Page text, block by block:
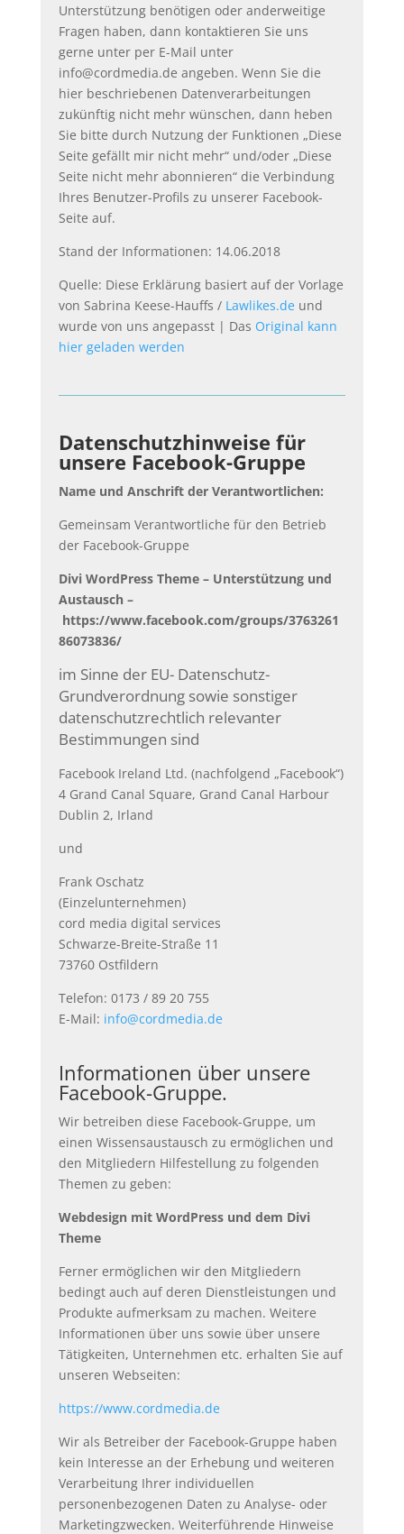
Unterstützung benötigen oder anderweitige
Fragen haben, dann kontaktieren Sie uns
gerne unter per E-Mail unter
info@cordmedia.de angeben. Wenn Sie die
hier beschriebenen Datenverarbeitungen
zukünftig nicht mehr wünschen, dann heben
Sie bitte durch Nutzung der Funktionen „Diese
Seite gefällt mir nicht mehr“ und/oder „Diese
Seite nicht mehr abonnieren“ die Verbindung
Ihres Benutzer-Profils zu unserer Facebook-
Seite auf.
Stand der Informationen: 14.06.2018
Quelle: Diese Erklärung basiert auf der Vorlage
von Sabrina Keese-Hauffs / Lawlikes.deund
wurde von uns angepasst | Das Original kann
hier geladen werden
Datenschutzhinweise für
unsere Facebook-Gruppe
Name und Anschrift der Verantwortlichen:
Gemeinsam Verantwortliche für den Betrieb
der Facebook-Gruppe
Divi WordPress Theme – Unterstützung und
Austausch –
https://www.facebook.com/groups/3763261
86073836/
im Sinne der EU- Datenschutz-
Grundverordnung sowie sonstiger
datenschutzrechtlich relevanter
Bestimmungen sind
Facebook Ireland Ltd. (nachfolgend „Facebook“)
4 Grand Canal Square, Grand Canal Harbour
Dublin 2, Irland
und
Frank Oschatz
(Einzelunternehmen)
cord media digital services
Schwarze-Breite-Straße 11
73760 Ostfildern
Telefon: 0173 / 89 20 755
E-Mail: info@cordmedia.de
Informationen über unsere
Facebook-Gruppe.
Wir betreiben diese Facebook-Gruppe, um
einen Wissensaustausch zu ermöglichen und
den Mitgliedern Hilfestellung zu folgenden
Themen zu geben:
Webdesign mit WordPress und dem Divi
Theme
Ferner ermöglichen wir den Mitgliedern
bedingt auch auf deren Dienstleistungen und
Produkte aufmerksam zu machen. Weitere
Informationen über uns sowie über unsere
Tätigkeiten, Unternehmen etc. erhalten Sie auf
unseren Webseiten:
https://www.cordmedia.de
Wir als Betreiber der Facebook-Gruppe haben
kein Interesse an der Erhebung und weiteren
Verarbeitung Ihrer individuellen
personenbezogenen Daten zu Analyse- oder
Marketingzwecken. Weiterführende Hinweise